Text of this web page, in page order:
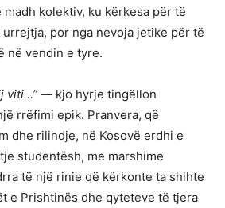
kolektiv, ku kërkesa për të
por nga nevoja jetike për të
në vendin e tyre.
viti…” — kjo hyrje tingëllon
rrëfimi epik. Pranvera, që
dhe rilindje, në Kosovë erdhi e
studentësh, me marshime
të një rinie që kërkonte ta shihte
e Prishtinës dhe qyteteve të tjera